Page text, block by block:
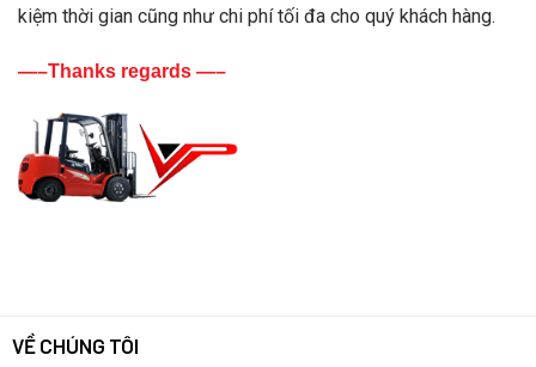
kiệm thời gian cũng như chi phí tối đa cho quý khách hàng.
—–Thanks regards —–
VỀ CHÚNG TÔI